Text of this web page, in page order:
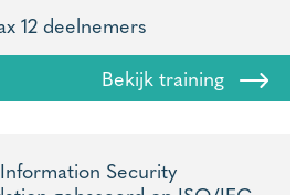
12 deelnemers
Bekijk training
Security